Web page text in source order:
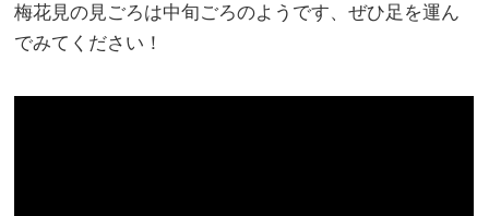
梅花見の見ごろは中旬ごろのようです、ぜひ足を運ん
でみてください！